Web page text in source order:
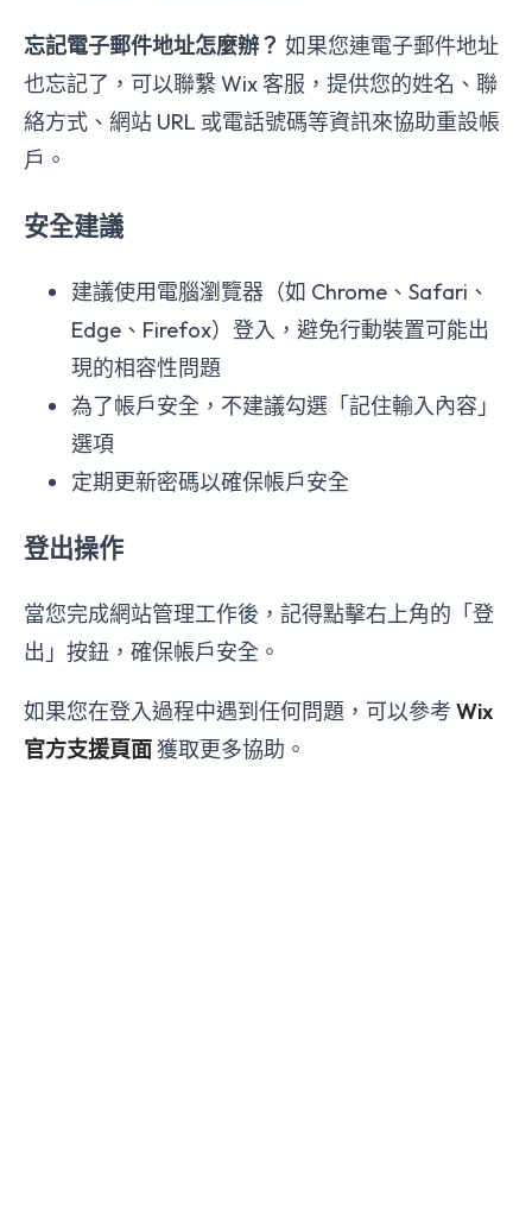
忘記電子郵件地址怎麼辦？ 如果您連電子郵件地址
也忘記了，可以聯繫 Wix 客服，提供您的姓名、聯
絡方式、網站 URL 或電話號碼等資訊來協助重設帳
戶。
安全建議
建議使用電腦瀏覽器（如 Chrome、Safari、
Edge、Firefox）登入，避免行動裝置可能出
現的相容性問題
為了帳戶安全，不建議勾選「記住輸入內容」
選項
定期更新密碼以確保帳戶安全
登出操作
當您完成網站管理工作後，記得點擊右上角的「登
出」按鈕，確保帳戶安全。
如果您在登入過程中遇到任何問題，可以參考 Wix
官方支援頁面獲取更多協助。